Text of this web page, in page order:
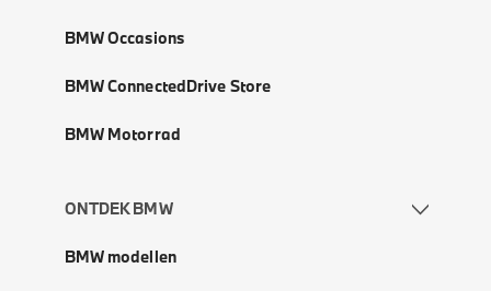
BMW Occasions
BMW ConnectedDrive Store
BMW Motorrad
ONTDEK BMW
BMW modellen